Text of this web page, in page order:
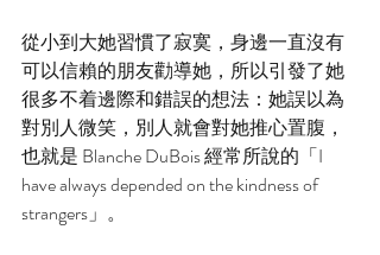
從小到大她習慣了寂寞，身邊一直沒有
可以信賴的朋友勸導她，所以引發了她
很多不着邊際和錯誤的想法：她誤以為
對別人微笑，別人就會對她推心置腹，
也就是 Blanche DuBois 經常所說的「I
have always depended on the kindness of
strangers」。